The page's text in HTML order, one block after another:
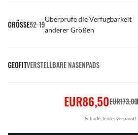
GRÖSSE52-19
Überprüfe die Verfügbarkeit
anderer Größen
GEOFITVERSTELLBARE NASENPADS
EUR86,50EUR173,00
Schade, leider verpasst!